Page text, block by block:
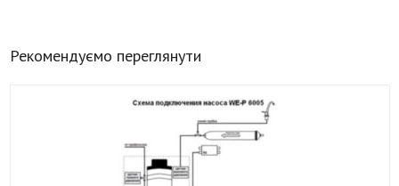
Рекомендуємо переглянути